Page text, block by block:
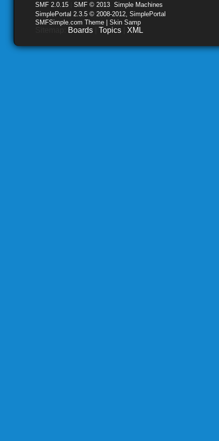
SMF 2.0.15 SMF © 2013 Simple Machines
SimplePortal 2.3.5 © 2008-2012, SimplePortal
SMFSimple.com Theme | Skin Samp
Boards Topics XML